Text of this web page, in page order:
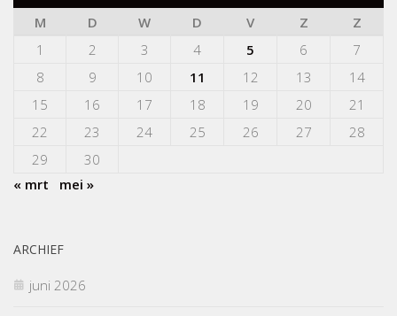
M
D W D V Z
Z
1
2 3 4 5 6
7
8
9 10 11 12 13
14
15
16 17 18 19 20
21
22
23 24 25 26 27
28
29
30
« mrt
mei »
ARCHIEF
juni 2026